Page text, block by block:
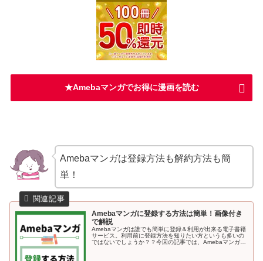
★Amebaマンガでお得に漫画を読む
Amebaマンガは登録方法も解約方法も簡
単！
Amebaマンガに登録する方法は簡単！画像付き
で解説
Amebaマンガは誰でも簡単に登録＆利用が出来る電子書籍
サービス。利用前に登録方法を知りたい方というも多いの
ではないでしょうか？？今回の記事では、Amebaマンガに